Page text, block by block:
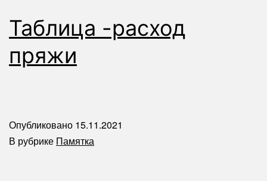
Таблица -расход
пряжи
Опубликовано 15.11.2021
В рубрике Памятка